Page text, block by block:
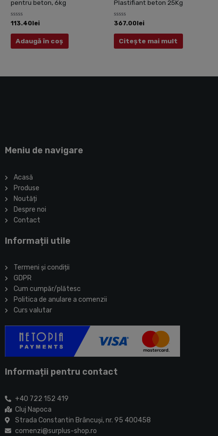
pentru beton, 6kg
Evaluat
0
din
113.40lei
Adaugă în coș
Plastifiant beton 25Kg
Evaluat
0
din
367.00lei
Citește mai mult
Meniu de navigare
Acasă
Produse
Noutăți
Despre noi
Contact
Informații utile
Termeni și condiții
GDPR
Cum cumpăr/plătesc
Politica de anulare a comenzii
Curs valutar
Informații pentru contact
+40 722 152 419
Cluj Napoca
Strada Constantin Brâncuşi, nr. 95 400458
comenzi@surplus-shop.ro